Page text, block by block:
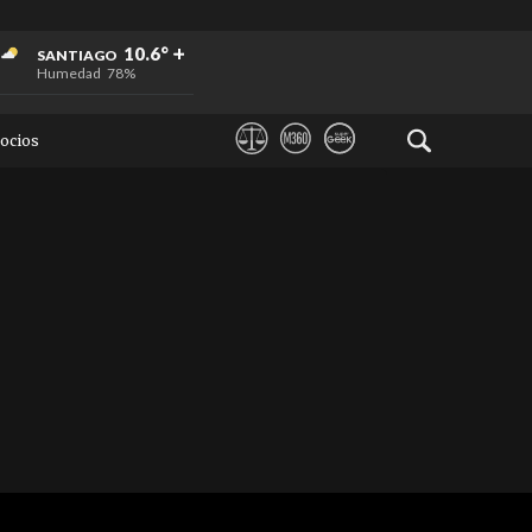
SANTIAGO 10.6°
Humedad 78%
+
+
+